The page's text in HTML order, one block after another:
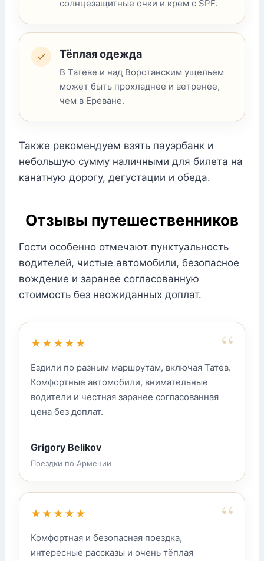
солнцезащитные очки и крем с SPF.
Тёплая одежда
В Татеве и над Воротанским ущельем
может быть прохладнее и ветренее,
чем в Ереване.
Также рекомендуем взять пауэрбанк и
небольшую сумму наличными для билета на
канатную дорогу, дегустации и обеда.
Отзывы путешественников
Гости особенно отмечают пунктуальность
водителей, чистые автомобили, безопасное
вождение и заранее согласованную
стоимость без неожиданных доплат.
“
★★★★★
Ездили по разным маршрутам, включая Татев.
Комфортные автомобили, внимательные
водители и честная заранее согласованная
цена без доплат.
Grigory Belikov
Поездки по Армении
“
★★★★★
Комфортная и безопасная поездка,
интересные рассказы и очень тёплая